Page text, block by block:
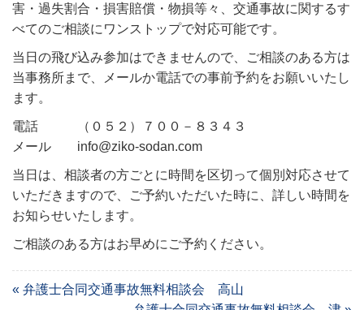
害・過失割合・損害賠償・物損等々、交通事故に関するす
べてのご相談にワンストップで対応可能です。
当日の飛び込み参加はできませんので、ご相談のある方は
当事務所まで、メールか電話での事前予約をお願いいたし
ます。
電話 （０５２）７００－８３４３
メール info@ziko-sodan.com
当日は、相談者の方ごとに時間を区切って個別対応させて
いただきますので、ご予約いただいた時に、詳しい時間を
お知らせいたします。
ご相談のある方はお早めにご予約ください。
« 弁護士合同交通事故無料相談会 高山